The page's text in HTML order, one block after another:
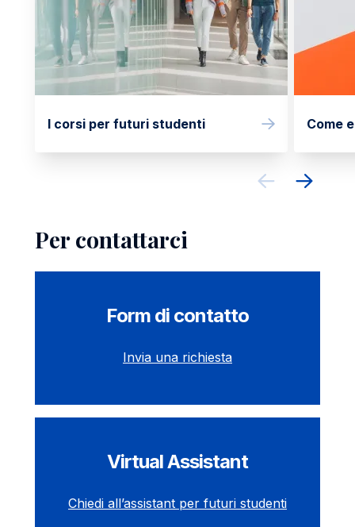
I corsi per futuri studenti Come
Per contattarci
Form di contatto
Invia una richiesta
Virtual Assistant
Chiedi all’assistant per futuri studenti